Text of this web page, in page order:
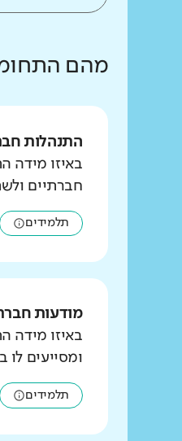
מהם
התנהלות
באיזו מידה
חברתיים
תלמידים
מודעות
באיזו מידה
ומסייעים לו
תלמידים